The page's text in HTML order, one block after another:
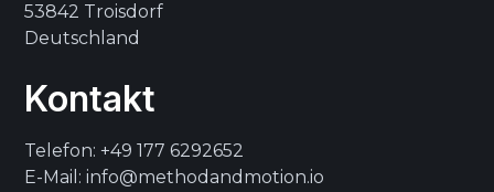
53842 Troisdorf
Deutschland
Kontakt
Telefon: +49 177 6292652
E-Mail: info@methodandmotion.io